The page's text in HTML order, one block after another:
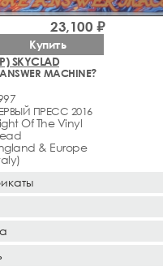
SKYCLAD
MACHINE?
ПРЕСС 2016
Of The Vinyl
& Europe
23,100 ₽
Купить